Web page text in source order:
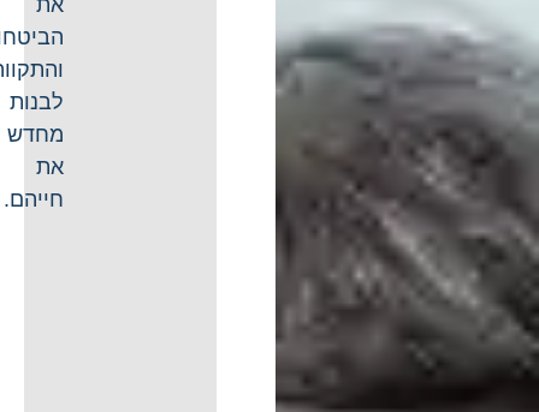
הביטחון
והתקווה
לבנות
מחדש
חייהם.